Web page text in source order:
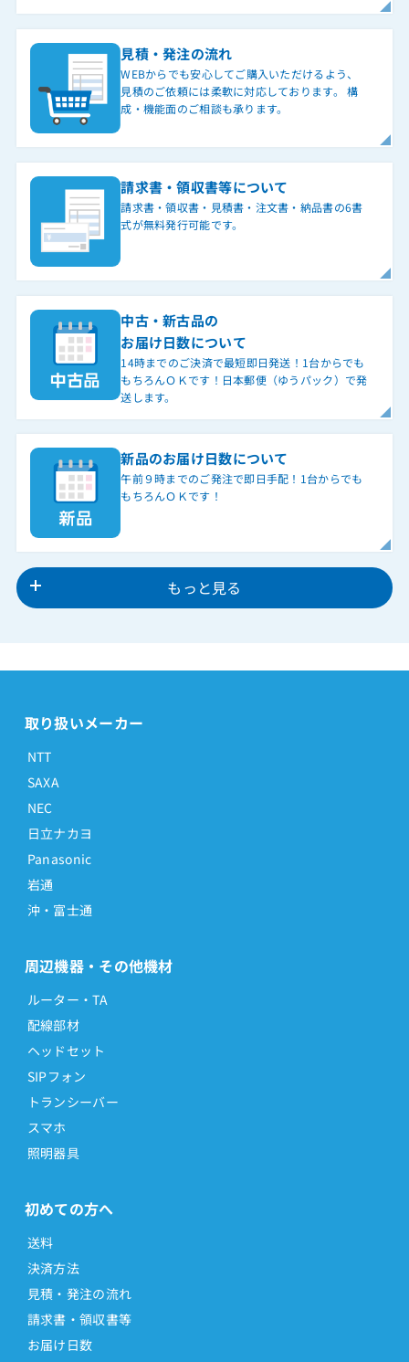
見積・発注の流れ
WEBからでも安心してご購入いただけるよう、
見積のご依頼には柔軟に対応しております。 構
成・機能面のご相談も承ります。
請求書・領収書等について
請求書・領収書・見積書・注文書・納品書の6書
式が無料発行可能です。
中古・新古品の
お届け日数について
14時までのご決済で最短即日発送！1台からでも
もちろんＯＫです！日本郵便（ゆうパック）で発
送します。
新品のお届け日数について
午前９時までのご発注で即日手配！1台からでも
もちろんＯＫです！
もっと見る
取り扱いメーカー
NTT
SAXA
NEC
日立ナカヨ
Panasonic
岩通
沖・富士通
周辺機器・その他機材
ルーター・TA
配線部材
ヘッドセット
SIPフォン
トランシーバー
スマホ
照明器具
初めての方へ
送料
決済方法
見積・発注の流れ
請求書・領収書等
お届け日数